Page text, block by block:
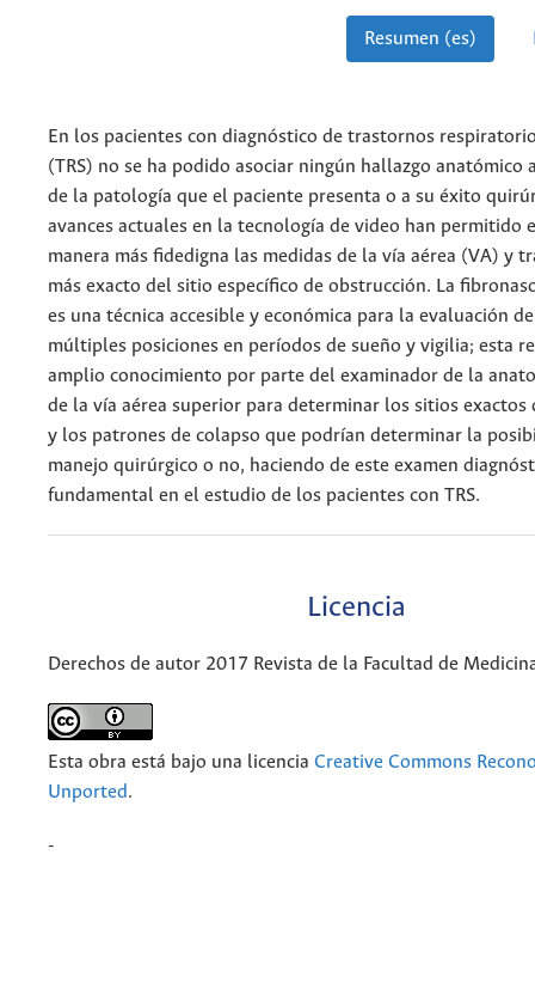
Resumen (es)
En los pacientes con diagnóstico de trastornos
(TRS) no se ha podido asociar ningún hallazgo anatómico
de la patología que el paciente presenta o a su éxito
avances actuales en la tecnología de video han permitido
manera más fidedigna las medidas de la vía aérea (VA) y
más exacto del sitio específico de obstrucción. La
es una técnica accesible y económica para la evaluación
múltiples posiciones en períodos de sueño y vigilia; esta
amplio conocimiento por parte del examinador de la
de la vía aérea superior para determinar los sitios exactos
y los patrones de colapso que podrían determinar la
manejo quirúrgico o no, haciendo de este examen
fundamental en el estudio de los pacientes con TRS.
Licencia
Derechos de autor 2017 Revista de la Facultad de
Esta obra está bajo una licencia Creative Commons
Unported.
-